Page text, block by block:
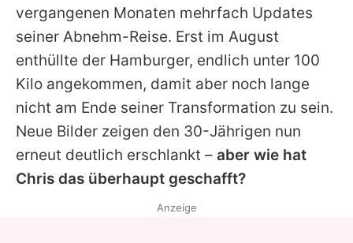
Nutzungsbedingungen
Utiq verwalten
vergangenen Monaten mehrfach Updates
seiner Abnehm-Reise. Erst im August
enthüllte der Hamburger, endlich unter 100
Kilo angekommen, damit aber noch lange
nicht am Ende seiner Transformation zu sein.
Neue Bilder zeigen den 30-Jährigen nun
erneut deutlich erschlankt – aber wie hat
Chris das überhaupt geschafft?
Anzeige